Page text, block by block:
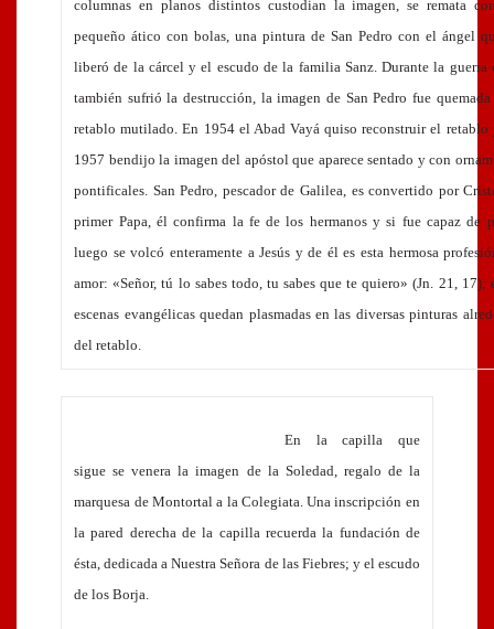
columnas en planos distintos custodian la imagen, se remata
pequeño ático con bolas, una pintura de San Pedro con el ángel
liberó de la cárcel y el escudo de la familia Sanz. Durante la
también sufrió la destrucción, la imagen de San Pedro fue
retablo mutilado. En 1954 el Abad Vayá quiso reconstruir el retablo
1957 bendijo la imagen del apóstol que aparece sentado y con
pontificales. San Pedro, pescador de Galilea, es convertido por
primer Papa, él confirma la fe de los hermanos y si fue capaz de
luego se volcó enteramente a Jesús y de él es esta hermosa
amor: «Señor, tú lo sabes todo, tu sabes que te quiero» (Jn. 21, 17);
escenas evangélicas quedan plasmadas en las diversas pinturas
del retablo.
En la capilla que
sigue se venera la imagen de la Soledad, regalo de la
marquesa de Montortal a la Colegiata. Una inscripción en
la pared derecha de la capilla recuerda la fundación de
ésta, dedicada a Nuestra Señora de las Fiebres; y el escudo
de los Borja.